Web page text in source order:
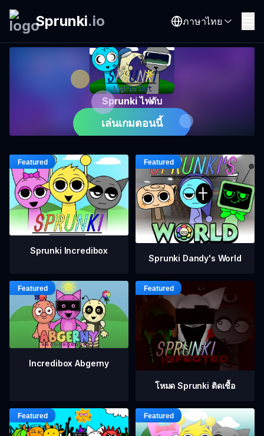
Sprunki.io ภาษาไทย
Sprunki ไฟดับ
เล่นเกมตอนนี้
Sprunki Incredibox
Sprunki Dandy's World
Incredibox Abgerny
โหมด Sprunki ติดเชื้อ